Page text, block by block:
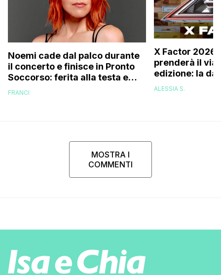
Noemi cade dal palco durante
il concerto e finisce in Pronto
Soccorso: ferita alla testa e
sospetta frattura, ecco come
FRANCI
X Factor
prenderà il via
edizione: la
ALESSIA S.
MOSTRA I
COMMENTI